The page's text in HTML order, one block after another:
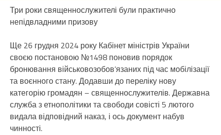
Три роки священнослужителі були практично
непідвладними призову
Ще 26 грудня 2024 року Кабінет міністрів України
своєю постановою №1498 поновив порядок
бронювання військовозобов’язаних під час мобілізації
та воєнного стану. Додавши до переліку нову
категорію громадян – священнослужителів. Державна
служба з етнополітики та свободи совісті 5 лютого
видала відповідний наказ, і ось документ набув
чинності.